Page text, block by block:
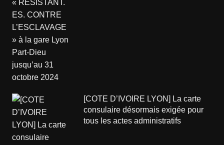
[COTE D’IVOIRE LYON] La carte
consulaire désormais exigée pour
tous les actes administratifs